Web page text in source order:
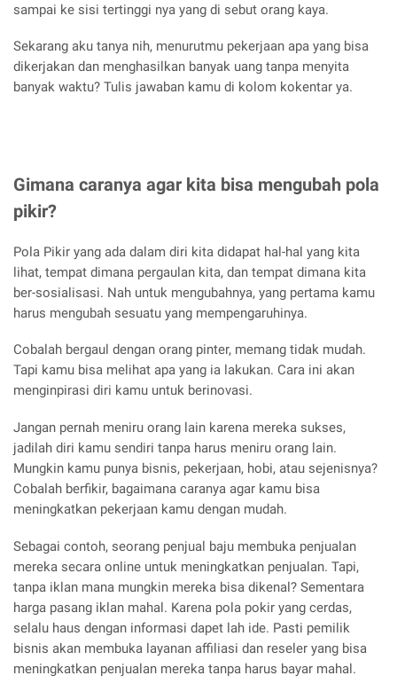
sampai ke sisi tertinggi nya yang di sebut orang kaya.
Sekarang aku tanya nih, menurutmu pekerjaan apa yang bisa
dikerjakan dan menghasilkan banyak uang tanpa menyita
banyak waktu? Tulis jawaban kamu di kolom kokentar ya.
Gimana caranya agar kita bisa mengubah pola
pikir?
Pola Pikir yang ada dalam diri kita didapat hal-hal yang kita
lihat, tempat dimana pergaulan kita, dan tempat dimana kita
ber-sosialisasi. Nah untuk mengubahnya, yang pertama kamu
harus mengubah sesuatu yang mempengaruhinya.
Cobalah bergaul dengan orang pinter, memang tidak mudah.
Tapi kamu bisa melihat apa yang ia lakukan. Cara ini akan
menginpirasi diri kamu untuk berinovasi.
Jangan pernah meniru orang lain karena mereka sukses,
jadilah diri kamu sendiri tanpa harus meniru orang lain.
Mungkin kamu punya bisnis, pekerjaan, hobi, atau sejenisnya?
Cobalah berfikir, bagaimana caranya agar kamu bisa
meningkatkan pekerjaan kamu dengan mudah.
Sebagai contoh, seorang penjual baju membuka penjualan
mereka secara online untuk meningkatkan penjualan. Tapi,
tanpa iklan mana mungkin mereka bisa dikenal? Sementara
harga pasang iklan mahal. Karena pola pokir yang cerdas,
selalu haus dengan informasi dapet lah ide. Pasti pemilik
bisnis akan membuka layanan affiliasi dan reseler yang bisa
meningkatkan penjualan mereka tanpa harus bayar mahal.